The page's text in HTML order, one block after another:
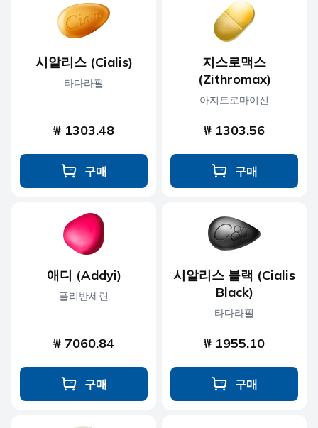
시알리스 (Cialis)
타다라필
₩ 1303.48
구매
지스로맥스
(Zithromax)
아지트로마이신
₩ 1303.56
구매
애디 (Addyi)
플리반세린
₩ 7060.84
구매
시알리스 블랙 (Cialis
Black)
타다라필
₩ 1955.10
구매